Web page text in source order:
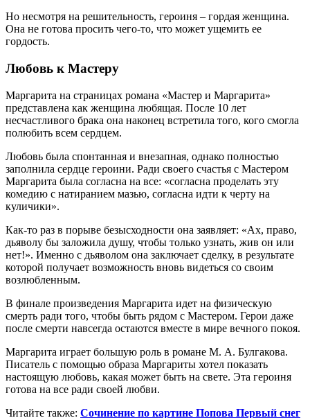
Но несмотря на решительность, героиня – гордая женщина.
Она не готова просить чего-то, что может ущемить ее
гордость.
Любовь к Мастеру
Маргарита на страницах романа «Мастер и Маргарита»
представлена как женщина любящая. После 10 лет
несчастливого брака она наконец встретила того, кого смогла
полюбить всем сердцем.
Любовь была спонтанная и внезапная, однако полностью
заполнила сердце героини. Ради своего счастья с Мастером
Маргарита была согласна на все: «согласна проделать эту
комедию с натиранием мазью, согласна идти к черту на
куличики».
Как-то раз в порыве безысходности она заявляет: «Ах, право,
дьяволу бы заложила душу, чтобы только узнать, жив он или
нет!». Именно с дьяволом она заключает сделку, в результате
которой получает возможность вновь видеться со своим
возлюбленным.
В финале произведения Маргарита идет на физическую
смерть ради того, чтобы быть рядом с Мастером. Герои даже
после смерти навсегда остаются вместе в мире вечного покоя.
Маргарита играет большую роль в романе М. А. Булгакова.
Писатель с помощью образа Маргариты хотел показать
настоящую любовь, какая может быть на свете. Эта героиня
готова на все ради своей любви.
Читайте также: Сочинение по картине Попова Первый снег